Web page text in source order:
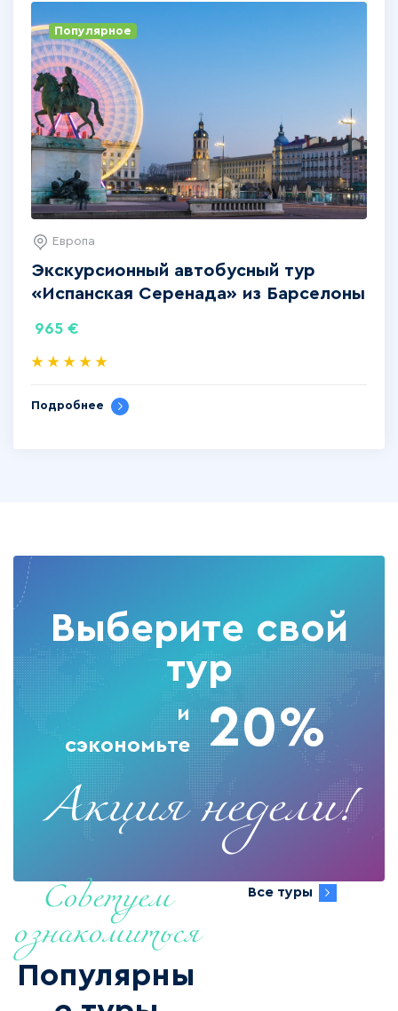
Популярное
Европа
Экскурсионный автобусный тур
«Испанская Серенада»‎ из Барселоны
965 €
Подробнее
Выберите свой
тур
и
сэкономьте
20%
Акция недели!
Популярны
Советуем
ознакомиться
Все туры